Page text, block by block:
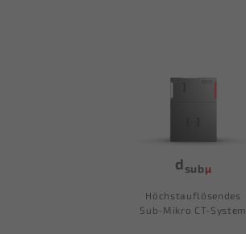
dsubµ
Höchstauflösendes
Sub-Mikro CT-System